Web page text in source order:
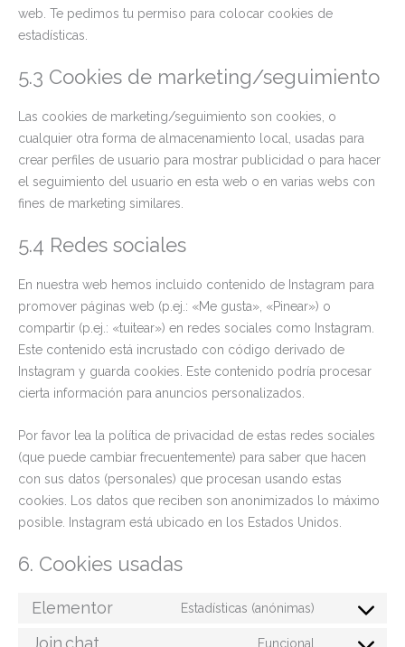
web. Te pedimos tu permiso para colocar cookies de
estadísticas.
5.3 Cookies de marketing/seguimiento
Las cookies de marketing/seguimiento son cookies, o
cualquier otra forma de almacenamiento local, usadas para
crear perfiles de usuario para mostrar publicidad o para hacer
el seguimiento del usuario en esta web o en varias webs con
fines de marketing similares.
5.4 Redes sociales
En nuestra web hemos incluido contenido de Instagram para
promover páginas web (p.ej.: «Me gusta», «Pinear») o
compartir (p.ej.: «tuitear») en redes sociales como Instagram.
Este contenido está incrustado con código derivado de
Instagram y guarda cookies. Este contenido podría procesar
cierta información para anuncios personalizados.
Por favor lea la política de privacidad de estas redes sociales
(que puede cambiar frecuentemente) para saber que hacen
con sus datos (personales) que procesan usando estas
cookies. Los datos que reciben son anonimizados lo máximo
posible. Instagram está ubicado en los Estados Unidos.
6. Cookies usadas
Elementor Estadísticas (anónimas)
Join.chat Funcional